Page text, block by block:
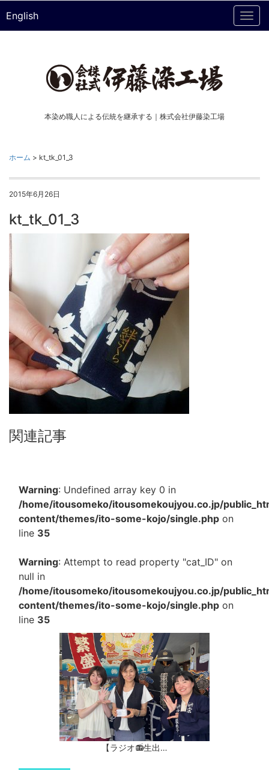
English
本染め職人による伝統を継承する｜株式会社伊藤染工場
ホーム > kt_tk_01_3
2015年6月26日
kt_tk_01_3
関連記事
Warning: Undefined array key 0 in
/home/itousomeko/itousomekoujyou.co.jp/
content/themes/ito-some-kojo/single.php on
line 35
Warning: Attempt to read property "cat_ID" on
null in
/home/itousomeko/itousomekoujyou.co.jp/
content/themes/ito-some-kojo/single.php on
line 35
【ラジオ📻生出…